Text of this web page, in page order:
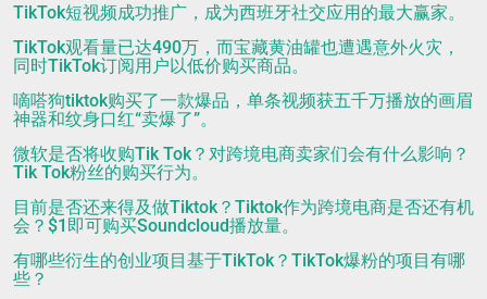
TikTok短视频成功推广，成为西班牙社交应用的最大赢家。
TikTok观看量已达490万，而宝藏黄油罐也遭遇意外火灾，
同时TikTok订阅用户以低价购买商品。
嘀嗒狗tiktok购买了一款爆品，单条视频获五千万播放的画眉
神器和纹身口红“卖爆了”。
微软是否将收购Tik Tok？对跨境电商卖家们会有什么影响？
Tik Tok粉丝的购买行为。
目前是否还来得及做Tiktok？Tiktok作为跨境电商是否还有机
会？$1即可购买Soundcloud播放量。
有哪些衍生的创业项目基于TikTok？TikTok爆粉的项目有哪
些？